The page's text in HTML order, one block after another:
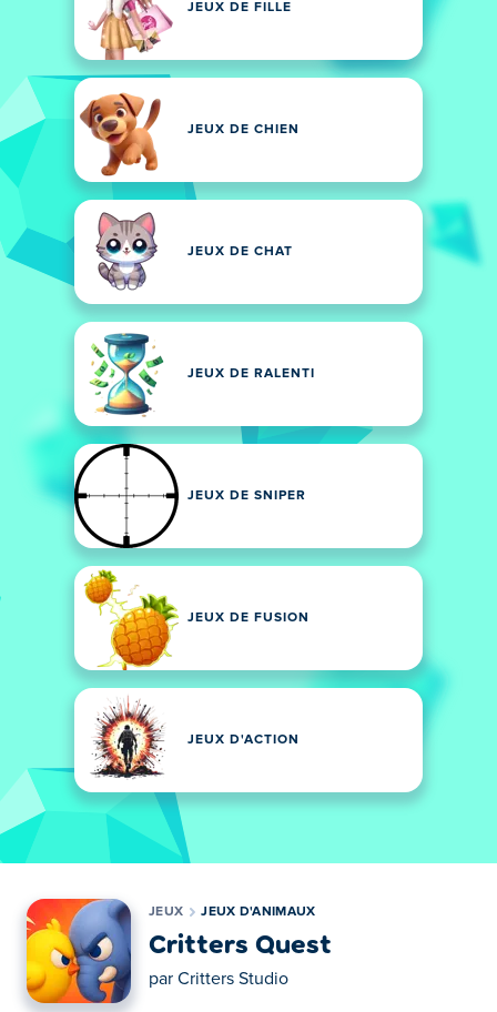
JEUX DE FILLE
JEUX DE CHIEN
JEUX DE CHAT
JEUX DE RALENTI
JEUX DE SNIPER
JEUX DE FUSION
JEUX D'ACTION
JEUX JEUX D'ANIMAUX
Critters Quest
par Critters Studio